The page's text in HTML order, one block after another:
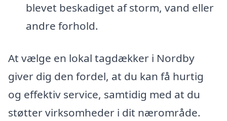
blevet beskadiget af storm, vand eller
andre forhold.
At vælge en lokal tagdækker i Nordby
giver dig den fordel, at du kan få hurtig
og effektiv service, samtidig med at du
støtter virksomheder i dit nærområde.